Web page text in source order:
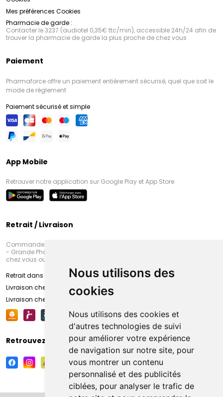
Nous utilisons des
cookies
Nous utilisons des cookies et
d'autres technologies de suivi
pour améliorer votre expérience
de navigation sur notre site, pour
vous montrer un contenu
personnalisé et des publicités
ciblées, pour analyser le trafic de
Mes préférences Cookies
Pharmacie de garde :
Contacter le 3237 (audiotel 0,35€ ttc/min), accessible 24h/24 afin de
trouver la pharmacie de garde la plus proche de chez vous
Paiement
Pharmaforce offre un paiement entièrement sécurisé, quel que soit le
mode de règlement
Paiement sécurisé et simple
App Mobile
Retrouver notre application sur Google Play et App Store
Retrait / Livraison
Commandez en ligne et venez chercher votre commande à Amiens
- Grande Pharmacie d’Amiens (Fachon) ou recevez-là rapidement
chez vous ou en point retrait
Retrait dans la pharmacie d’Amiens
Livraison chez vous
Livraison chez votre commerçant
Retrouvez-nous sur vos réseaux sociaux